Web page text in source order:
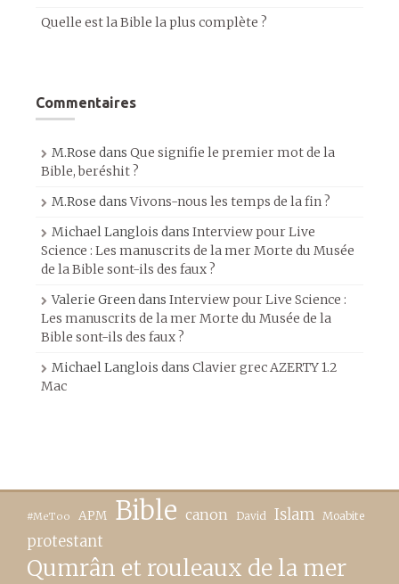
Quelle est la Bible la plus complète ?
Commentaires
M.Rose dans Que signifie le premier mot de la
Bible, beréshit ?
M.Rose dansVivons-nous les temps de la fin ?
Michael Langlois dans Interview pour Live
Science : Les manuscrits de la mer Morte du Musée
de la Bible sont-ils des faux ?
Valerie Greendans Interview pour Live Science :
Les manuscrits de la mer Morte du Musée de la
Bible sont-ils des faux ?
Michael Langlois dans Clavier grec AZERTY 1.2
Mac
#MeToo APM Bible canon David Islam Moabite
protestant
Qumrân et rouleaux de la mer